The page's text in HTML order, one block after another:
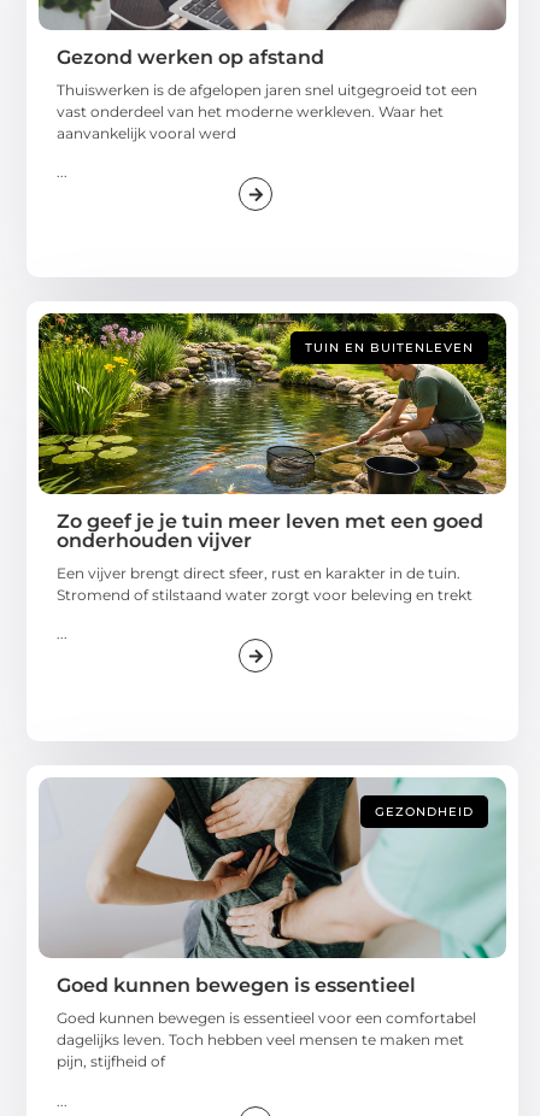
Gezond werken op afstand
Thuiswerken is de afgelopen jaren snel uitgegroeid tot een
vast onderdeel van het moderne werkleven. Waar het
aanvankelijk vooral werd
...
TUIN EN BUITENLEVEN
Zo geef je je tuin meer leven met een goed
onderhouden vijver
Een vijver brengt direct sfeer, rust en karakter in de tuin.
Stromend of stilstaand water zorgt voor beleving en trekt
...
GEZONDHEID
Goed kunnen bewegen is essentieel
Goed kunnen bewegen is essentieel voor een comfortabel
dagelijks leven. Toch hebben veel mensen te maken met
pijn, stijfheid of